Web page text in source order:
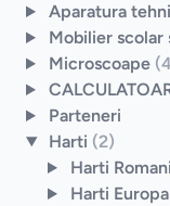
Aparatura
Mobilier
Microscoape
Parteneri
Harti (2)
Harti
Harti Europa